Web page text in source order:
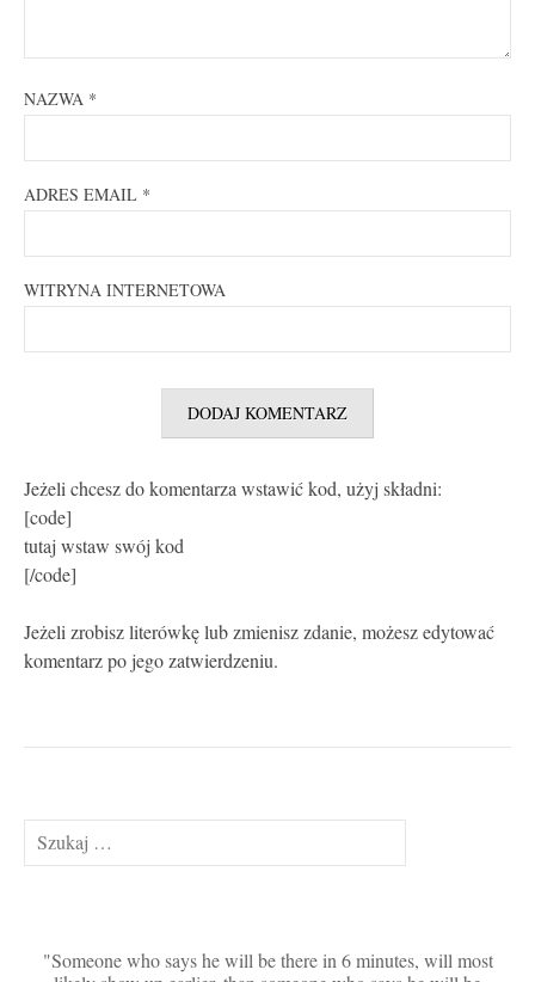
NAZWA *
ADRES EMAIL *
WITRYNA INTERNETOWA
Jeżeli chcesz do komentarza wstawić kod, użyj składni:
[code]
tutaj wstaw swój kod
[/code]
Jeżeli zrobisz literówkę lub zmienisz zdanie, możesz edytować
komentarz po jego zatwierdzeniu.
Szukaj:
Someone who says he will be there in 6 minutes, will most